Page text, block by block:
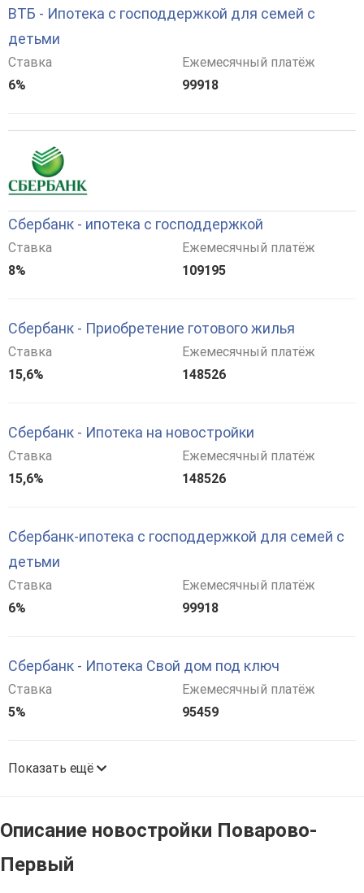
ВТБ - Ипотека с господдержкой для семей с
детьми
Ставка
6%
Ежемесячный платёж
99918
Сбербанк - ипотека с господдержкой
Ставка
8%
Ежемесячный платёж
109195
Сбербанк - Приобретение готового жилья
Ставка
15,6%
Ежемесячный платёж
148526
Сбербанк - Ипотека на новостройки
Ставка
15,6%
Ежемесячный платёж
148526
Сбербанк-ипотека с господдержкой для семей с
детьми
Ставка
6%
Ежемесячный платёж
99918
Сбербанк - Ипотека Свой дом под ключ
Ставка
5%
Ежемесячный платёж
95459
Показать ещё
Описание новостройки Поварово-
Первый